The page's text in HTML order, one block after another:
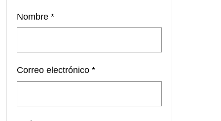
Nombre *
Correo electrónico *